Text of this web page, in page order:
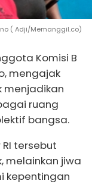
( Adji/Memanggil.co)
Komisi B
mengajak
menjadikan
ruang
bangsa.
tersebut
melainkan jiwa
kepentingan